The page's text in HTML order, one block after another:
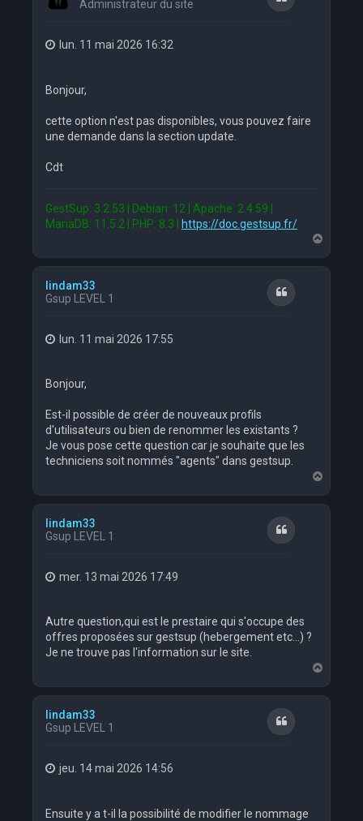
Administrateur du site
lun. 11 mai 2026 16:32
Bonjour,
cette option n'est pas disponibles, vous pouvez faire
une demande dans la section update.
Cdt
GestSup: 3.2.53 | Debian: 12 | Apache: 2.4.59 |
MariaDB: 11.5.2 | PHP: 8.3 |
https://doc.gestsup.fr/
a
lindam33
Gsup LEVEL 1
Citation
lun. 11 mai 2026 17:55
Bonjour,
Est-il possible de créer de nouveaux profils
d'utilisateurs ou bien de renommer les existants ?
Je vous pose cette question car je souhaite que les
techniciens soit nommés "agents" dans gestsup.
a
lindam33
Gsup LEVEL 1
Citation
mer. 13 mai 2026 17:49
Autre question,qui est le prestaire qui s'occupe des
offres proposées sur gestsup (hebergement etc...) ?
Je ne trouve pas l'information sur le site.
a
u
lindam33
Gsup LEVEL 1
Citation
jeu. 14 mai 2026 14:56
Ensuite y a t-il la possibilité de modifier le nommage